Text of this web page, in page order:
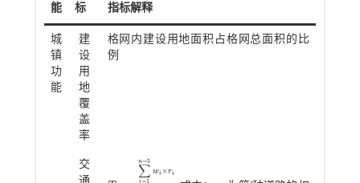
能
标
指标解释
城
镇
功
能
建
设
用
地
覆
盖
率
格网内建设用地面积占格网总面积的比
例
交
∑
i=1
n=5
wi×ri